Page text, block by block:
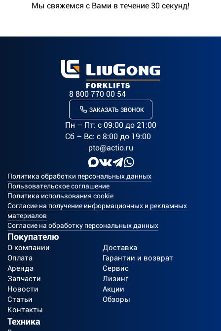
Мы свяжемся с Вами в течение 30 секунд!
8 800 770 00 54
ЗАКАЗАТЬ ЗВОНОК
Пн – Пт: c 09:00 до 21:00
Сб – Вс: с 8:00 до 19:00
pto@actio.ru
Политика обработки персональных данных
Пользовательское соглашение
Политика использования cookie
Согласие на получение информационных и рекламных
материалов
Согласие на обработку персональных данных
Покупателю
О компании
Доставка
Оплата
Гарантии и возврат
Аренда
Сервис
Запчасти
Лизинг
Новости
Акции
Статьи
Обзоры
Контакты
Техника